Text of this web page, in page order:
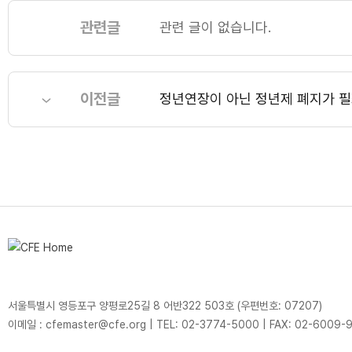
관련글 관련 글이 없습니다.
이전글 정년연장이 아닌 정년제 폐지가
서울특별시 영등포구 양평로25길 8 어반322 503호 (우편번호: 07207)
이메일 : cfemaster@cfe.org
TEL: 02-3774-5000 FAX: 02-6009-